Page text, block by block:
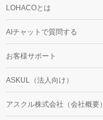
LOHACOとは
AIチャットで質問する
お客様サポート
ASKUL（法人向け）
アスクル株式会社（会社概要）